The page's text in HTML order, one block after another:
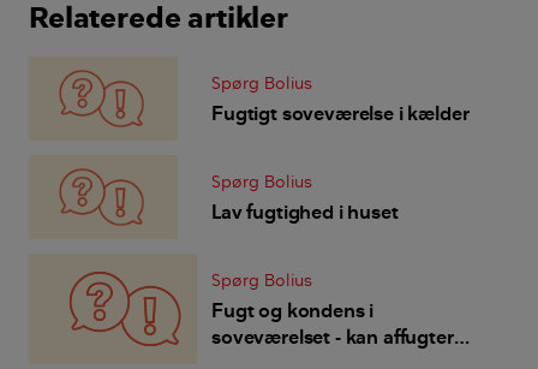
Relaterede artikler
Spørg Bolius
Fugtigt soveværelse i kælder
Spørg Bolius
Lav fugtighed i huset
Spørg Bolius
Fugt og kondens i
soveværelset - kan affugter